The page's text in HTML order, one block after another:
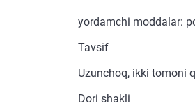
yordamchi moddalar:
Tavsif
Uzunchoq, ikki tomoni
Dori shakli